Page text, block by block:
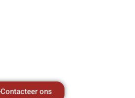
Contacteer ons